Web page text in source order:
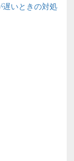
遅いときの対処